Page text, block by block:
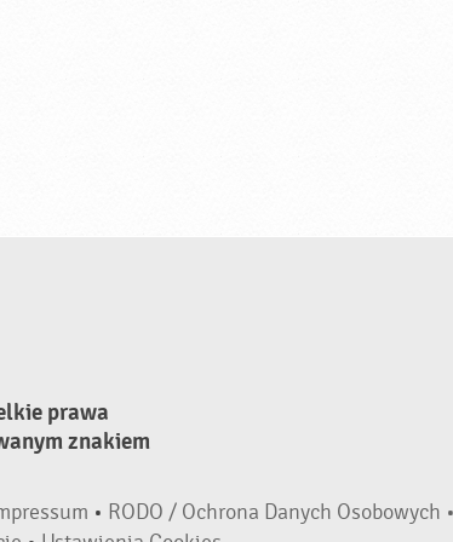
prawa
znakiem
• RODO / Ochrona Danych Osobowych •